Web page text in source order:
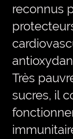
reconnus
Très
sucres, il